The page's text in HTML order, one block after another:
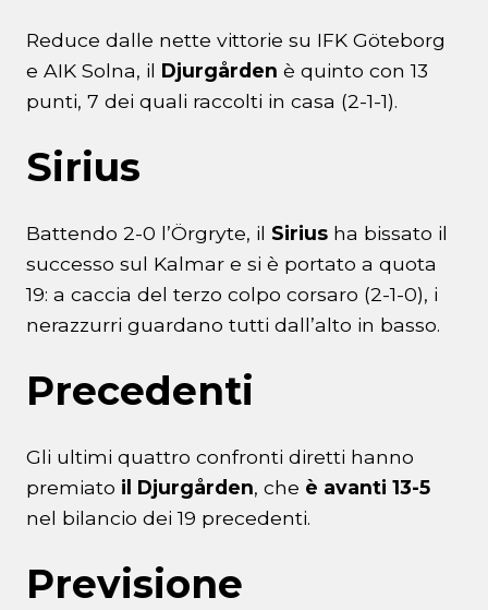
Reduce dalle nette vittorie su IFK Göteborg
e AIK Solna, il Djurgården è quinto con 13
punti, 7 dei quali raccolti in casa (2-1-1).
Sirius
Battendo 2-0 l’Örgryte, il Sirius ha bissato il
successo sul Kalmar e si è portato a quota
19: a caccia del terzo colpo corsaro (2-1-0), i
nerazzurri guardano tutti dall’alto in basso.
Precedenti
Gli ultimi quattro confronti diretti hanno
premiato il Djurgården, che è avanti 13-5
nel bilancio dei 19 precedenti.
Previsione